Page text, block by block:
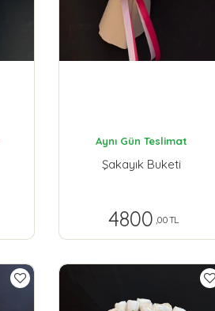
Aynı Gün Teslimat
Şakayık Buketi
4800 ,00 TL